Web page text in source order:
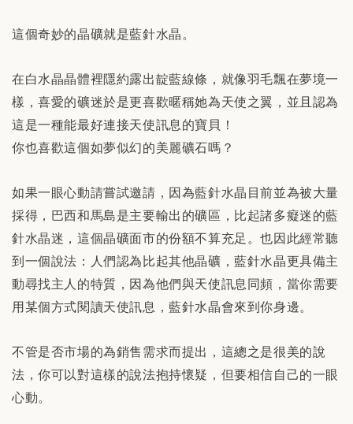
這個奇妙的晶礦就是藍針水晶。
在白水晶晶體裡隱約露出靛藍線條，就像羽毛飄在夢境一
樣，喜愛的礦迷於是更喜歡暱稱她為天使之翼，並且認為
這是一種能最好連接天使訊息的寶貝！
你也喜歡這個如夢似幻的美麗礦石嗎？
如果一眼心動請嘗試邀請，因為藍針水晶目前並為被大量
採得，巴西和馬島是主要輸出的礦區，比起諸多癡迷的藍
針水晶迷，這個晶礦面市的份額不算充足。也因此經常聽
到一個說法：人們認為比起其他晶礦，藍針水晶更具備主
動尋找主人的特質，因為他們與天使訊息同頻，當你需要
用某個方式閱讀天使訊息，藍針水晶會來到你身邊。
不管是否市場的為銷售需求而提出，這總之是很美的說
法，你可以對這樣的說法抱持懷疑，但要相信自己的一眼
心動。